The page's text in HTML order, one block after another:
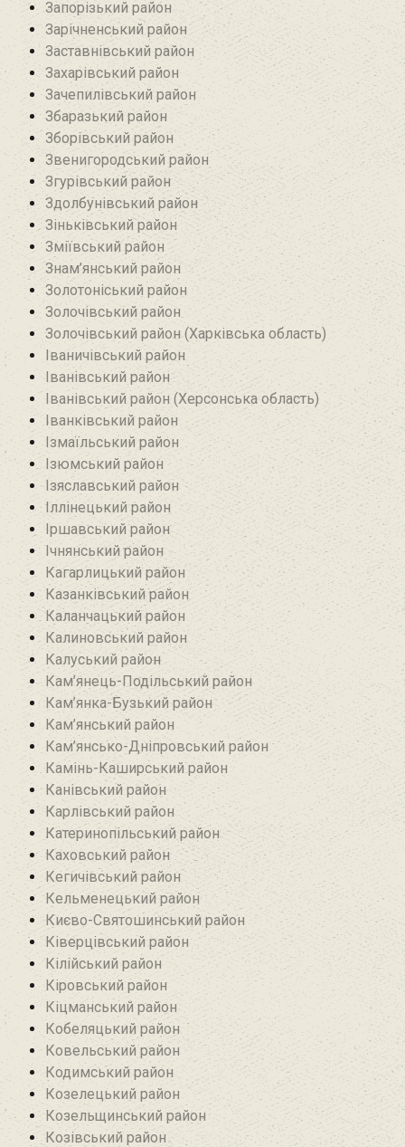
Запорізький район
Зарічненський район
Заставнівський район
Захарівський район
Зачепилівський район
Збаразький район‎
Зборівський район
Звенигородський район
Згурівський район
Здолбунівський район‎
Зіньківський район‎
Зміївський район
Знам’янський район
Золотоніський район
Золочівський район
Золочівський район (Харківська область)
Іваничівський район‎
Іванівський район
Іванівський район (Херсонська область)
Іванківський район
Ізмаїльський район
Ізюмський район
Ізяславський район
Іллінецький район
Іршавський район
Ічнянський район
Кагарлицький район
Казанківський район‎
Каланчацький район
Калиновський район
Калуський район
Кам’янець-Подільський район
Кам’янка-Бузький район
Кам’янський район
Кам’янсько-Дніпровський район‎
Камінь-Каширський район
Канівський район
Карлівський район
Катеринопільський район
Каховський район
Кегичівський район
Кельменецький район
Києво-Святошинський район
Ківерцівський район‎
Кілійський район
Кіровський район
Кіцманський район
Кобеляцький район‎
Ковельський район
Кодимський район
Козелецький район
Козельщинський район
Козівський район